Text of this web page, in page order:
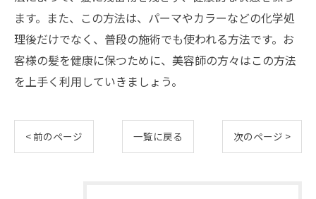
ます。また、この方法は、パーマやカラーなどの化学処
理後だけでなく、普段の施術でも使われる方法です。お
客様の髪を健康に保つために、美容師の方々はこの方法
を上手く利用していきましょう。
< 前のページ 一覧に戻る 次のページ >